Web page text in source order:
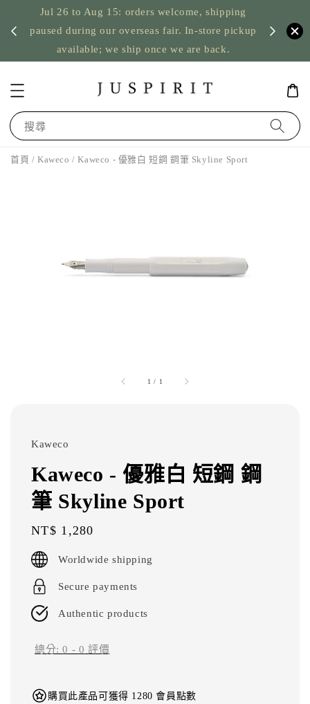
Jul 26 to Aug 15: orders welcome, shipping
paused during our overseas fair. In-store pickup
available; we ship once we are back.
US
搜尋
首頁 /Kaweco / Kaweco - 優雅白 短鋼 鋼筆 Skyline Sport
1 / 1
Kaweco
Kaweco - 優雅白 短鋼 鋼
筆 Skyline Sport
Regular
price
NT$ 1,280
Worldwide shipping
Secure payments
Authentic products
總分:0 - 0 評價
購買此產品可獲得 1280 會員點數